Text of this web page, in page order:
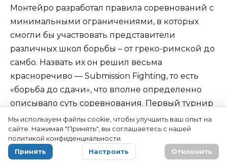
Монтейро разработал правила соревнований с
минимальными ограничениями, в которых
смогли бы участвовать представители
различных школ борьбы – от греко-римской до
самбо. Назвать их он решил весьма
красноречиво — Submission Fighting, то есть
«борьба до сдачи», что вполне определенно
описывало суть соревнования. Первый турнир
прошел в 1998 году, открыв эпоху развития
грэпплинга в мировом масштабе.
Весьма символично, что, уходя корнями в
Мы используем файлы cookie, чтобы улучшить ваш опыт на
сайте. Нажимая "Принять", вы соглашаетесь с нашей
политикой конфиденциальности.
Принять
Настроить Отклонить